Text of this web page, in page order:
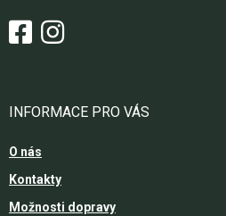
INFORMACE PRO VÁS
O nás
Kontakty
Možnosti dopravy